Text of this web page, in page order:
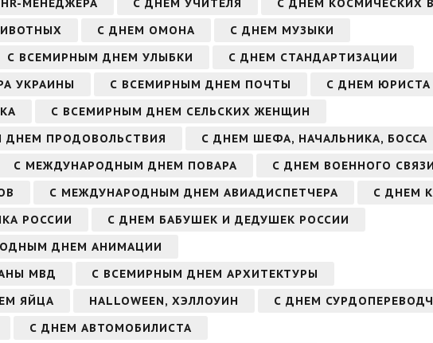
МЕНЕДЖЕРА С ДНЕМ УЧИТЕЛЯ
С ДНЕМ КОСМИЧЕСКИХ
С ДНЕМ ОМОНА
С ДНЕМ МУЗЫКИ
С ВСЕМИРНЫМ ДНЕМ УЛЫБКИ
С ДНЕМ СТАНДАРТИЗАЦИИ
УКРАИНЫ С ВСЕМИРНЫМ ДНЕМ ПОЧТЫ
С ДНЕМ ЮРИСТА
С ВСЕМИРНЫМ ДНЕМ СЕЛЬСКИХ ЖЕНЩИН
ДНЕМ ПРОДОВОЛЬСТВИЯ
С ДНЕМ ШЕФА, НАЧАЛЬНИКА, БОССА
С МЕЖДУНАРОДНЫМ ДНЕМ ПОВАРА
С ДНЕМ ВОЕННОГО
С МЕЖДУНАРОДНЫМ ДНЕМ АВИАДИСПЕТЧЕРА
С ДНЕМ
РОССИИ
С ДНЕМ БАБУШЕК И ДЕДУШЕК РОССИИ
ДНЕМ АНИМАЦИИ
МВД
С ВСЕМИРНЫМ ДНЕМ АРХИТЕКТУРЫ
ЯЙЦА HALLOWEEN, ХЭЛЛОУИН
С ДНЕМ
С ДНЕМ АВТОМОБИЛИСТА